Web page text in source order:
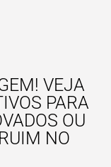
VEJA
PARA
OU
NO